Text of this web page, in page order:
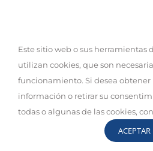
© Copyright 2019 Expand |Aviso
por:
Este sitio web o sus herramientas
utilizan cookies, que son
funcionamiento. Si desea obtener
información o retirar su
todas o algunas de las cookies,
ACEPTAR